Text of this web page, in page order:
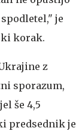
je
korak.
z
sporazum,
še 4,5
predsednik je